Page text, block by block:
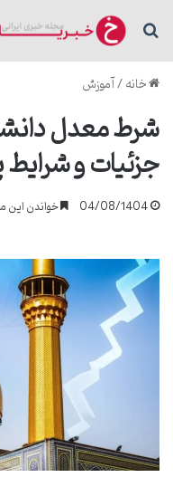
جستجو برای
خانه/آموزش
شرط معدل
جزئیات و شرایط
04/08/1404 خواندن این مطلب 14